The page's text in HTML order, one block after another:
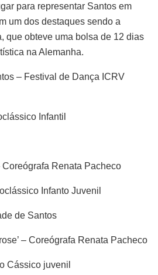
para representar Santos em
um dos destaques sendo a
que obteve uma bolsa de 12 dias
na Alemanha.
– Festival de Dança ICRV
Infantil
Coreógrafa Renata Pacheco
Infanto Juvenil
de Santos
– Coreógrafa Renata Pacheco
Cássico juvenil